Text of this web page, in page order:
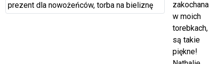
zakochana
w moich
torebkach,
są takie
piękne!